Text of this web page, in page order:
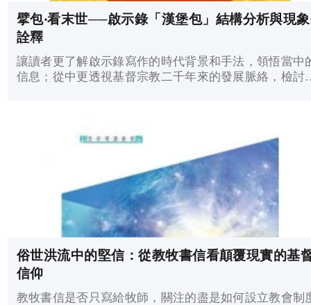
擘包‧看末世──啟示錄「漢堡包」結構分析與現
詮釋
讓讀者更了解啟示錄寫作的時代背景和手法，領悟當中
信息；從中更透視基督宗教二千年來的發展脈絡，檢討
俗世洪流中的堅信：從教牧書信看顛覆現實的基
信仰
教牧書信是否只寫給牧師，關注的盡是如何設立教會制